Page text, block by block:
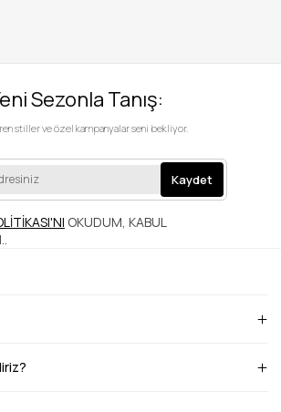
Sezonla Tanış:
stiller ve özel kampanyalar seni bekliyor.
Kaydet
OKUDUM, KABUL
.